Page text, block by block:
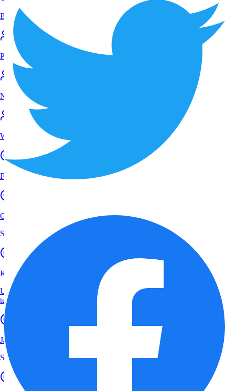
Bewertung online prüfen
Portale
Nachteile ohne Anwalt
Warum zum Anwalt
FAQ
Google Bewertungen löschen
Schritt für Schritt erklärt und Tipps vom Anwalt
Kununu Bewertungen löschen
Ungerechtfertigte Bewertungen auf Kununu – das sollten Arbeitgeber
tun.
Jameda Bewertungen löschen
So können Ärzte eine negative Jameda Bewertung löschen lassen.